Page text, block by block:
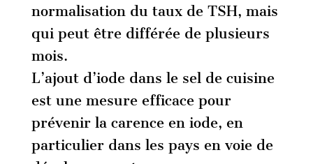
normalisation du taux de TSH, mais
qui peut être différée de plusieurs
mois.
L’ajout d’iode dans le sel de cuisine
est une mesure efficace pour
prévenir la carence en iode, en
particulier dans les pays en voie de